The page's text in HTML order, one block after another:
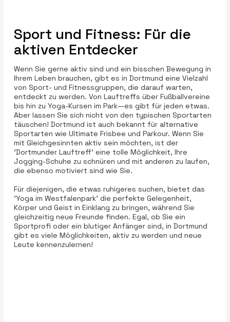
Sport und Fitness: Für die
aktiven Entdecker
Wenn Sie gerne aktiv sind und ein bisschen Bewegung in
Ihrem Leben brauchen, gibt es in Dortmund eine Vielzahl
von Sport- und Fitnessgruppen, die darauf warten,
entdeckt zu werden. Von Lauftreffs über Fußballvereine
bis hin zu Yoga-Kursen im Park—es gibt für jeden etwas.
Aber lassen Sie sich nicht von den typischen Sportarten
täuschen! Dortmund ist auch bekannt für alternative
Sportarten wie Ultimate Frisbee und Parkour. Wenn Sie
mit Gleichgesinnten aktiv sein möchten, ist der
'Dortmunder Lauftreff' eine tolle Möglichkeit, Ihre
Jogging-Schuhe zu schnüren und mit anderen zu laufen,
die ebenso motiviert sind wie Sie.
Für diejenigen, die etwas ruhigeres suchen, bietet das
'Yoga im Westfalenpark' die perfekte Gelegenheit,
Körper und Geist in Einklang zu bringen, während Sie
gleichzeitig neue Freunde finden. Egal, ob Sie ein
Sportprofi oder ein blutiger Anfänger sind, in Dortmund
gibt es viele Möglichkeiten, aktiv zu werden und neue
Leute kennenzulernen!